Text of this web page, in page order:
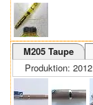
M205 Taupe
Produktion: 2012